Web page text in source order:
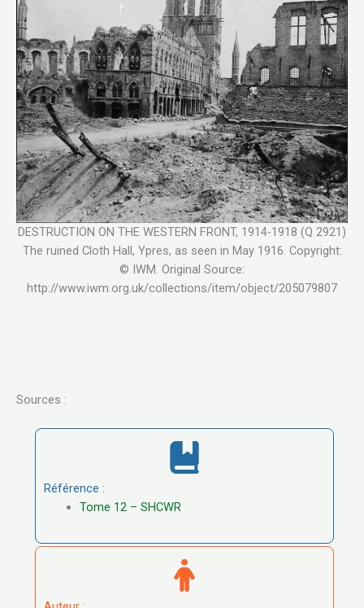
DESTRUCTION ON THE WESTERN FRONT, 1914-1918 (Q 2921)
The ruined Cloth Hall, Ypres, as seen in May 1916. Copyright:
© IWM. Original Source:
http://www.iwm.org.uk/collections/item/object/205079807
Sources :
Référence :
Tome 12 – SHCWR